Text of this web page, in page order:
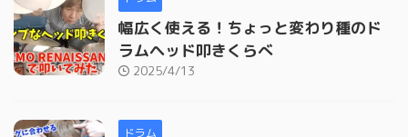
幅広く使える！ちょっと変わり種のド
ラムヘッド叩きくらべ
2025/4/13
ドラム